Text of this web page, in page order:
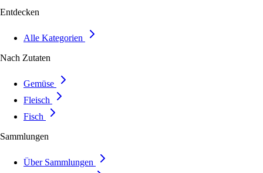
Entdecken
Alle Kategorien
Nach Zutaten
Gemüse
Fleisch
Fisch
Sammlungen
Über Sammlungen